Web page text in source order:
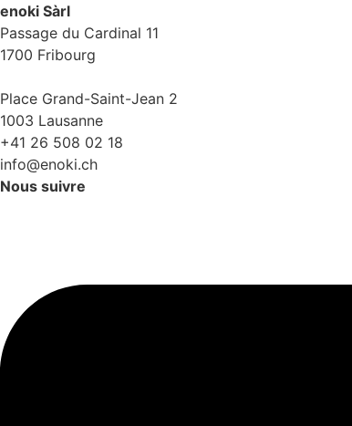
enoki Sàrl
Passage du Cardinal 11
1700 Fribourg
Place Grand-Saint-Jean 2
1003 Lausanne
+41 26 508 02 18
info@enoki.ch
Nous suivre